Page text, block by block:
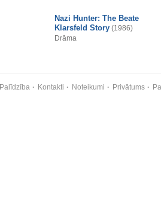
Nazi Hunter: The Beate
Klarsfeld Story (1986)
Drāma
Palīdzība Kontakti Noteikumi Privātums